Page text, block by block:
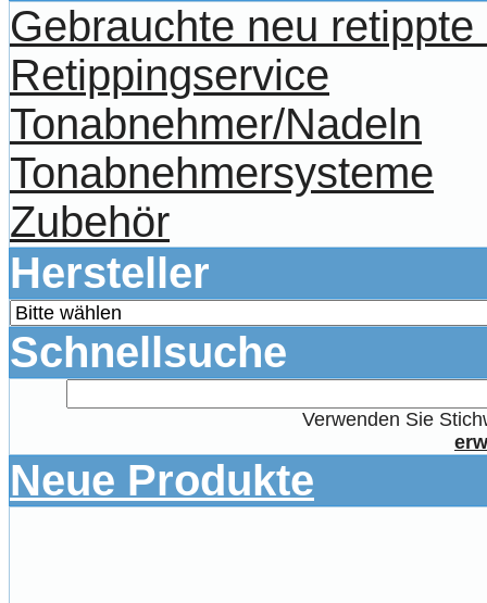
Gebrauchte neu
Retippingservice
Tonabnehmer/Nadeln
Tonabnehmersysteme
Zubehör
Hersteller
Schnellsuche
Verwenden Sie
Neue Produkte